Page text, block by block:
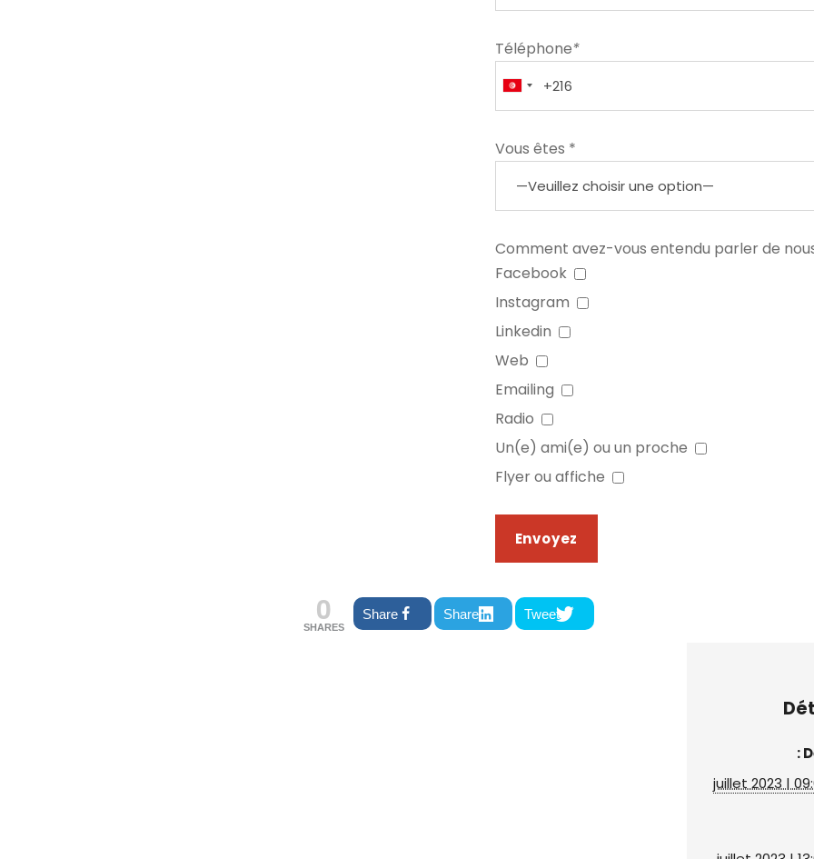
Téléphone*
Vous êtes *
Comment avez-vous entendu parler de
Facebook
Instagram
Linkedin
Web
Emailing
Radio
Un(e) ami(e) ou un proche
Flyer ou affiche
0
SHARES
Share Share Tweet